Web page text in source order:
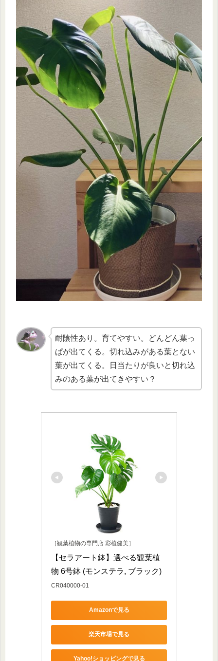
耐陰性あり。育てやすい。どんどん葉っ
ぱが出てくる。切れ込みがある葉とない
葉が出てくる。日当たりが良いと切れ込
みのある葉が出てきやすい？
［観葉植物の専門店 彩植健美］
【セラアート鉢】選べる観葉植
物 6号鉢 (モンステラ, ブラック)
CR040000-01
Amazonで見る
楽天市場で見る
Yahoo!ショッピングで見る